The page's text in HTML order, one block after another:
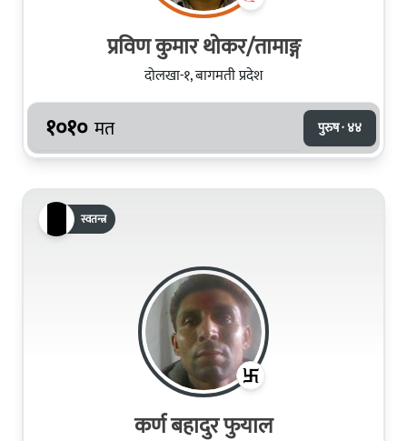
प्रविण कुमार थोकर/तामाङ्ग
दोलखा-१, बागमती प्रदेश
१०१० मत पुरुष · ४४
स्वतन्त्र
कर्ण बहादुर फुयाल